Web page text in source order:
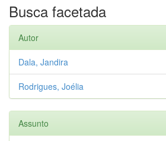
Busca facetada
Autor
Dala, Jandira
Rodrigues, Joélia
Assunto